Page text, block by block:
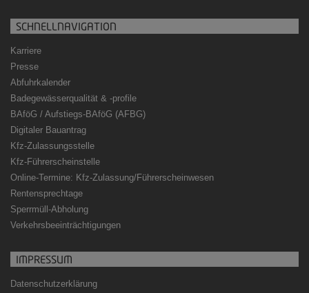
SCHNELLNAVIGATION
Karriere
Presse
Abfuhrkalender
Badegewässerqualität & -profile
BAföG / Aufstiegs-BAföG (AFBG)
Digitaler Bauantrag
Kfz-Zulassungsstelle
Kfz-Führerscheinstelle
Online-Termine: Kfz-Zulassung/Führerscheinwesen
Rentensprechtage
Sperrmüll-Abholung
Verkehrsbeeinträchtigungen
IMPRESSUM
Datenschutzerklärung